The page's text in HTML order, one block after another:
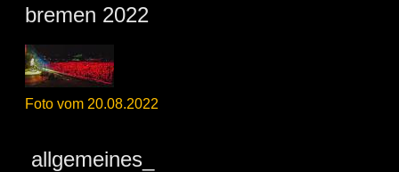
bremen 2022
Foto vom 20.08.2022
allgemeines_